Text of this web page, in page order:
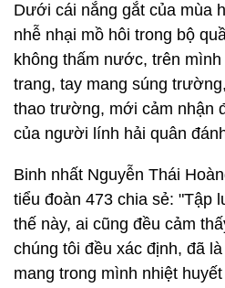
Dưới cái nắng gắt của mùa
nhễ nhại mồ hôi trong bộ
không thấm nước, trên
trang, tay mang súng
thao trường, mới cảm nhận
của người lính hải quân
Binh nhất Nguyễn Thái
tiểu đoàn 473 chia sẻ: "Tập
thế này, ai cũng đều cảm
chúng tôi đều xác định, đã
mang trong mình nhiệt